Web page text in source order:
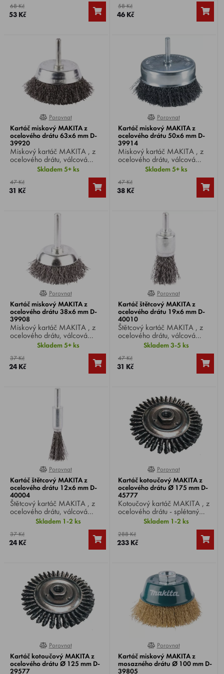
68 Kč
53 Kč
58 Kč
46 Kč
0%
Porovnat
Kartáč miskový MAKITA z
ocelového drátu 63x6 mm D-
39920
Miskový kartáč MAKITA , z
ocelového drátu, válcová
stopka Ø 6 mm, Ø kartáče 63
mm, vhodný pro vrtačky.
Skladem 5+ ks
47 Kč
31 Kč
0%
Porovnat
Kartáč miskový MAKITA z
ocelového drátu 50x6 mm D-
39914
Miskový kartáč MAKITA , z
ocelového drátu, válcová
stopka Ø 6 mm, Ø kartáče 50
mm, vhodný pro vrtačky.
Skladem 5+ ks
47 Kč
38 Kč
0%
Porovnat
Kartáč miskový MAKITA z
ocelového drátu 38x6 mm D-
39908
Miskový kartáč MAKITA , z
ocelového drátu, válcová
stopka Ø 6 mm, Ø kartáče 38
mm, vhodný pro vrtačky.
Skladem 5+ ks
37 Kč
24 Kč
0%
Porovnat
Kartáč štětcový MAKITA z
ocelového drátu 19x6 mm D-
40010
Štětcový kartáč MAKITA , z
ocelového drátu, válcová
stopka Ø 6 mm, Ø kartáče 19
mm, vhodný pro vrtačky.
Skladem 3-5 ks
47 Kč
31 Kč
0%
Porovnat
Kartáč štětcový MAKITA z
ocelového drátu 12x6 mm D-
40004
Štětcový kartáč MAKITA , z
ocelového drátu, válcová
stopka Ø 6 mm, Ø kartáče 12
mm, vhodný pro vrtačky.
Skladem 1-2 ks
37 Kč
24 Kč
0%
Porovnat
Kartáč kotoučový MAKITA z
ocelového drátu Ø 175 mm D-
45777
Kotoučový kartáč MAKITA , z
ocelového drátu - splétaný
drát, Ø drátu 0,5 mm, Ø
kartáče 175 mm, upnutí M14,
vhodný pro úhlové brusky Ø
230 mm.
Skladem 1-2 ks
288 Kč
233 Kč
0%
Porovnat
Kartáč kotoučový MAKITA z
ocelového drátu Ø 125 mm D-
29577
0%
Porovnat
Kartáč miskový MAKITA z
mosazného drátu Ø 100 mm D-
39805